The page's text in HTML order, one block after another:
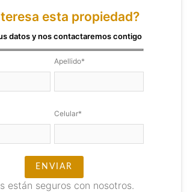
esta propiedad?
datos y nos contactaremos contigo
Apellido*
Celular*
están seguros con nosotros.